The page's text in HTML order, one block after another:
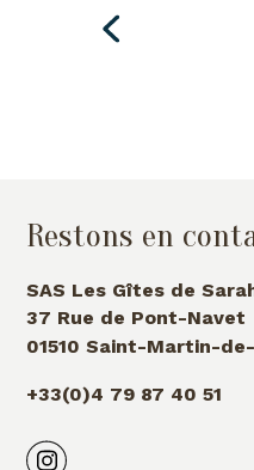
Restons en
SAS Les Gîtes de
37 Rue de Pont-Navet
01510 Saint-Martin-
+33(0)4 79 87 40 51